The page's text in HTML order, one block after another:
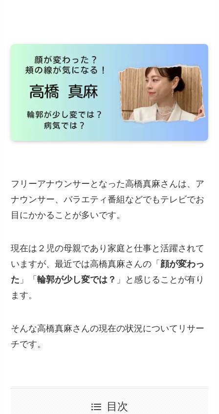
フリーアナウンサーとなった高橋真麻さんは、ア
ナウンサー、バラエティ番組などでもテレビでお
目にかかることが多いです。
現在は２児の母親であり家庭と仕事と活躍されて
いますが、最近では高橋真麻さんの「 顔が変わっ
た 」「輪郭が少し変では？ 」と感じることが有り
ます。
そんな高橋真麻さんの現在の状況についてリサー
チです。
目次